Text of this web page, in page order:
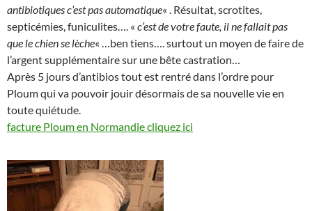
antibiotiques c’est pas automatique« . Résultat, scrotites,
septicémies, funiculites…. « c’est de votre faute, il ne fallait pas
que le chien se lèche« …ben tiens…. surtout un moyen de faire de
l’argent supplémentaire sur une bête castration…
Après 5 jours d’antibios tout est rentré dans l’ordre pour
Ploum qui va pouvoir jouir désormais de sa nouvelle vie en
toute quiétude.
facture Ploum en Normandie cliquez ici